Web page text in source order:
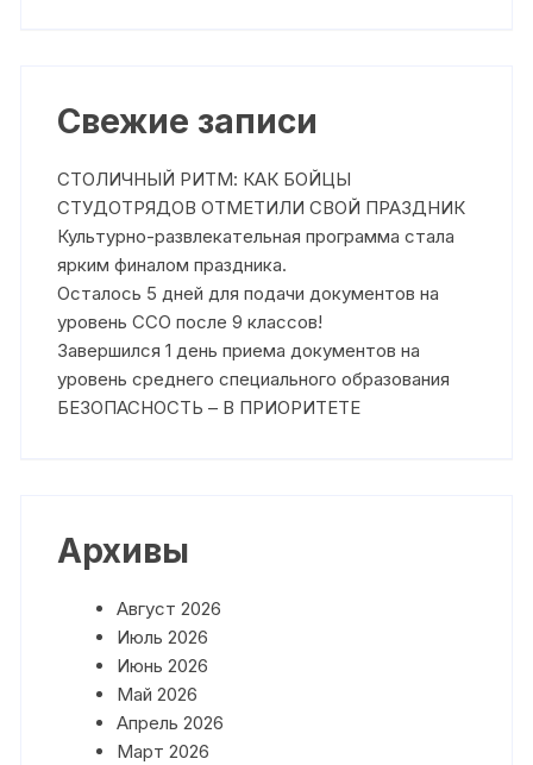
Свежие записи
СТОЛИЧНЫЙ РИТМ: КАК БОЙЦЫ
СТУДОТРЯДОВ ОТМЕТИЛИ СВОЙ ПРАЗДНИК
Культурно-развлекательная программа стала
ярким финалом праздника.
Осталось 5 дней для подачи документов на
уровень ССО после 9 классов!
Завершился 1 день приема документов на
уровень среднего специального образования
БЕЗОПАСНОСТЬ – В ПРИОРИТЕТЕ
Архивы
Август 2026
Июль 2026
Июнь 2026
Май 2026
Апрель 2026
Март 2026